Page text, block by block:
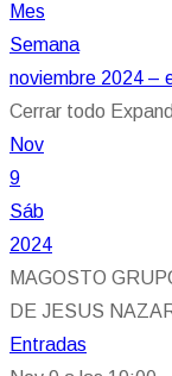
Mes
Semana
noviembre 2024 –
Cerrar todo
Nov
9
Sáb
2024
MAGOSTO
DE JESUS
Entradas